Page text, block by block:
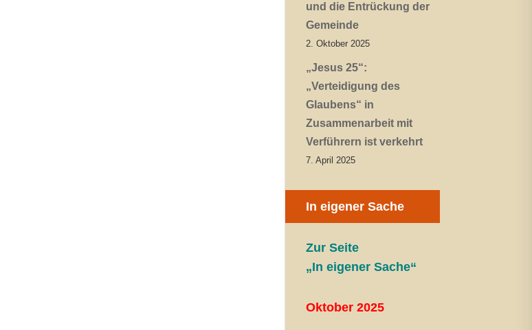
und die Entrückung der
Gemeinde
2. Oktober 2025
„Jesus 25“:
„Verteidigung des
Glaubens“ in
Zusammenarbeit mit
Verführern ist verkehrt
7. April 2025
In eigener Sache
Zur Seite
„In eigener Sache“
Oktober 2025